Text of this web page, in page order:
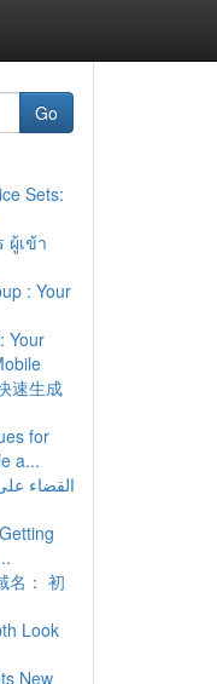
Go
Sets:
ผู้เข้า
: Your
Your
速生成
for
a...
القضاء
名： 初
Look
New